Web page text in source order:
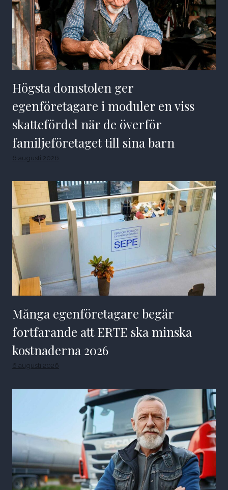
Högsta domstolen ger
egenföretagare i moduler en viss
skattefördel när de överför
familjeföretaget till sina barn
6 augusti 2026
Många egenföretagare begär
fortfarande att ERTE ska minska
kostnaderna 2026
6 augusti 2026